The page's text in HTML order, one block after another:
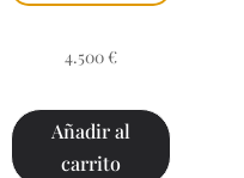
4.500 €
Añadir al
carrito